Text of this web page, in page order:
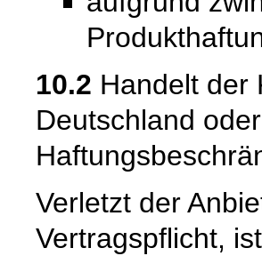
10.2 Handelt der
Deutschland
Verletzt der
Vertragspflicht,